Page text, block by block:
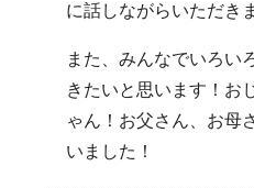
に話しながらいただき
また、みんなでいろい
きたいと思います！お
ゃん！お父さん、お母
いました！